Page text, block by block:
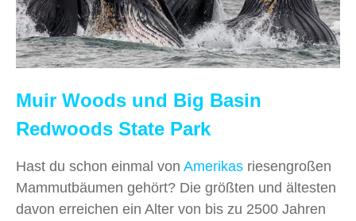
Muir Woods und Big Basin
Redwoods State Park
Hast du schon einmal von Amerikas riesengroßen
Mammutbäumen gehört? Die größten und ältesten
davon erreichen ein Alter von bis zu 2500 Jahren